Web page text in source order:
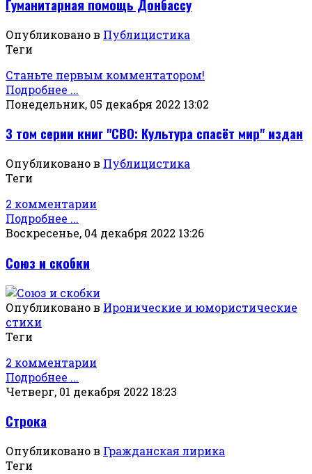
Гуманитарная помощь Донбассу
Опубликовано в Публицистика
Теги
Станьте первым комментатором!
Подробнее ...
Понедельник, 05 декабря 2022 13:02
3 том серии книг "СВО: Культура спасёт мир" издан
Опубликовано в Публицистика
Теги
2 комментарии
Подробнее ...
Воскресенье, 04 декабря 2022 13:26
Союз и скобки
Опубликовано в Иронические и юмористические
стихи
Теги
2 комментарии
Подробнее ...
Четверг, 01 декабря 2022 18:23
Строка
Опубликовано в Гражданская лирика
Теги